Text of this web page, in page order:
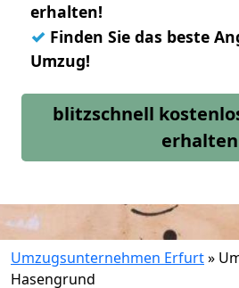
erhalten!
✓ Finden Sie das beste
Umzug!
blitzschnell
erhalten
Umzugsunternehmen Erfurt»
Hasengrund